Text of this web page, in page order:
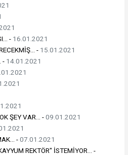
- 16.01.2021
- 15.01.2021
- 14.01.2021
ŞEY VAR... -09.01.2021
-07.01.2021
REKTÖR" İSTEMİYOR... -